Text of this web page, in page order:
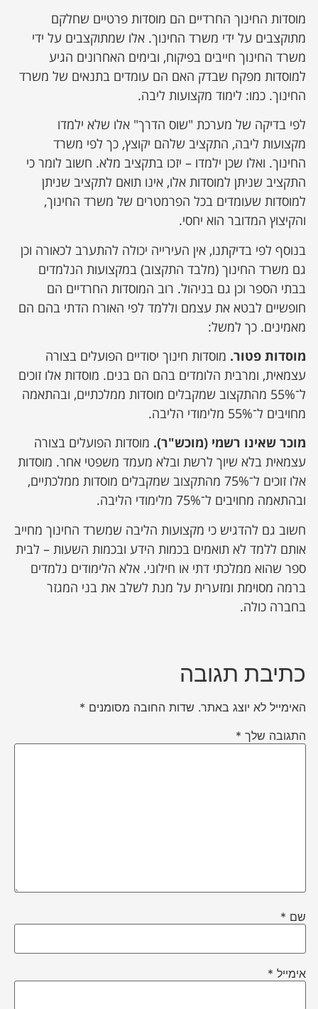
מוסדות החינוך החרדיים הם מוסדות פרטיים שחלקם
מתוקצבים על ידי משרד החינוך. אלו שמתוקצבים על ידי
משרד החינוך חייבים בפיקוח, ובימים האחרונים הגיע
למוסדות מפקח שבדק האם הם עומדים בתנאים של משרד
החינוך. כמו: לימוד מקצועות ליבה.
לפי בדיקה של מערכת "שוס הדרך" אלו שלא ילמדו
מקצועות ליבה, התקציב שלהם יקוצץ, כך לפי משרד
החינוך. ואלו שכן ילמדו – יזכו בתקציב מלא. חשוב לומר כי
התקציב שניתן למוסדות אלו, אינו תואם לתקציב שניתן
למוסדות שעומדים בכל הפרמטרים של משרד החינוך,
והקיצוץ המדובר הוא יחסי.
בנוסף לפי בדיקתנו, אין העירייה יכולה להתערב לכאורה וכן
גם משרד החינוך (מלבד התקצוב) במקצועות הנלמדים
בבתי הספר וכן גם בניהול. רוב המוסדות החרדיים הם
חופשיים לבטא את עצמם וללמד לפי האורח הדתי בהם הם
מאמינים. כך למשל:
מוסדות פטור. מוסדות חינוך יסודיים הפועלים בצורה
עצמאית, ומרבית הלומדים בהם הם בנים. מוסדות אלו זוכים
ל־55% מהתקצוב שמקבלים מוסדות ממלכתיים, ובהתאמה
מחויבים ל־55% מלימודי הליבה.
מוכר שאינו רשמי (מוכש"ר). מוסדות הפועלים בצורה
עצמאית בלא שיוך לרשת ובלא מעמד משפטי אחר. מוסדות
אלו זוכים ל־75% מהתקצוב שמקבלים מוסדות ממלכתיים,
ובהתאמה מחויבים ל־75% מלימודי הליבה.
חשוב גם להדגיש כי מקצועות הליבה שמשרד החינוך מחייב
אותם ללמד לא תואמים בכמות הידע ובכמות השעות – לבית
ספר שהוא ממלכתי דתי או חילוני. אלא הלימודים נלמדים
ברמה מסוימת ומזערית על מנת לשלב את בני המגזר
בחברה כולה.
כתיבת תגובה
האימייל לא יוצג באתר. שדות החובה מסומנים *
התגובה שלך *
שם *
אימייל *